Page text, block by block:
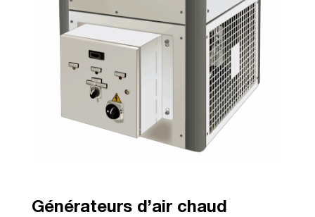
Générateurs d’air chaud